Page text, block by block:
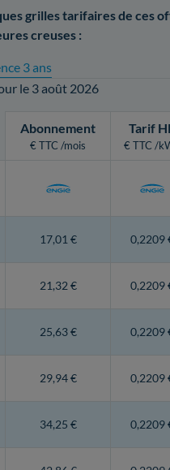
grilles tarifaires de ces
creuses :
3 ans
le 3 août 2026
Abonnement
€ TTC /mois
Tarif
€ TTC /
17,01 € 0,2209
21,32 € 0,2209
25,63 € 0,2209
29,94 € 0,2209
34,25 € 0,2209